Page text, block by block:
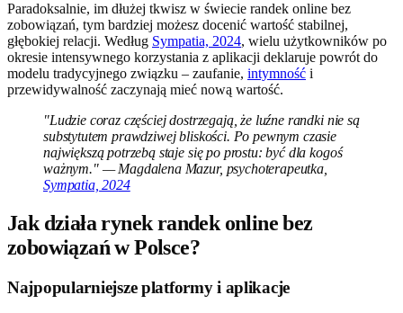
Paradoksalnie, im dłużej tkwisz w świecie randek online bez
zobowiązań, tym bardziej możesz docenić wartość stabilnej,
głębokiej relacji. Według Sympatia, 2024, wielu użytkowników po
okresie intensywnego korzystania z aplikacji deklaruje powrót do
modelu tradycyjnego związku – zaufanie, intymność i
przewidywalność zaczynają mieć nową wartość.
"Ludzie coraz częściej dostrzegają, że luźne randki nie są
substytutem prawdziwej bliskości. Po pewnym czasie
największą potrzebą staje się po prostu: być dla kogoś
ważnym." — Magdalena Mazur, psychoterapeutka,
Sympatia, 2024
Jak działa rynek randek online bez
zobowiązań w Polsce?
Najpopularniejsze platformy i aplikacje